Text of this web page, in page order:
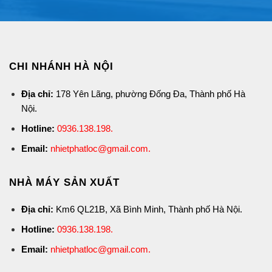
CHI NHÁNH HÀ NỘI
Địa chỉ: 178 Yên Lãng, phường Đống Đa, Thành phố Hà
Nội.
Hotline: 0936.138.198.
Email: nhietphatloc@gmail.com.
NHÀ MÁY SẢN XUẤT
Địa chỉ: Km6 QL21B, Xã Bình Minh, Thành phố Hà Nội.
Hotline: 0936.138.198.
Email: nhietphatloc@gmail.com.